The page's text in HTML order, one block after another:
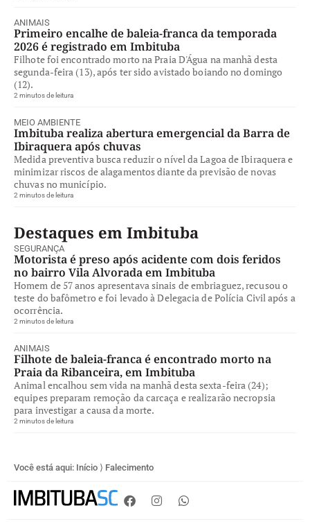
ANIMAIS
Primeiro encalhe de baleia-franca da temporada
2026 é registrado em Imbituba
Filhote foi encontrado morto na Praia D'Água na manhã desta
segunda-feira (13), após ter sido avistado boiando no domingo
(12).
2 minutos de leitura
MEIO AMBIENTE
Imbituba realiza abertura emergencial da Barra de
Ibiraquera após chuvas
Medida preventiva busca reduzir o nível da Lagoa de Ibiraquera e
minimizar riscos de alagamentos diante da previsão de novas
chuvas no município.
2 minutos de leitura
Destaques em Imbituba
SEGURANÇA
Motorista é preso após acidente com dois feridos
no bairro Vila Alvorada em Imbituba
Homem de 57 anos apresentava sinais de embriaguez, recusou o
teste do bafômetro e foi levado à Delegacia de Polícia Civil após a
ocorrência.
2 minutos de leitura
ANIMAIS
Filhote de baleia-franca é encontrado morto na
Praia da Ribanceira, em Imbituba
Animal encalhou sem vida na manhã desta sexta-feira (24);
equipes preparam remoção da carcaça e realizarão necropsia
para investigar a causa da morte.
2 minutos de leitura
Você está aqui: Início ⟩ Falecimento